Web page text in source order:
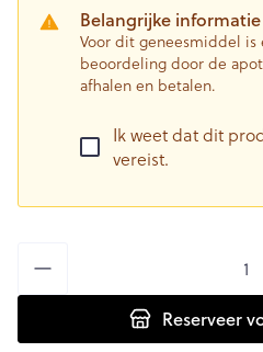
Belangrijke informatie
Voor dit geneesmiddel is
beoordeling door de
afhalen en betalen.
Ik weet dat dit
vereist.
Reserveer